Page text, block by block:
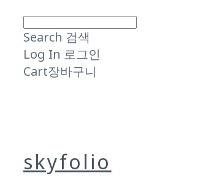
Search 검색
Log In 로그인
Cart장바구니
skyfolio